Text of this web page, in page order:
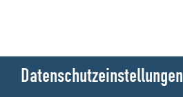
Datenschutzeinstellungen